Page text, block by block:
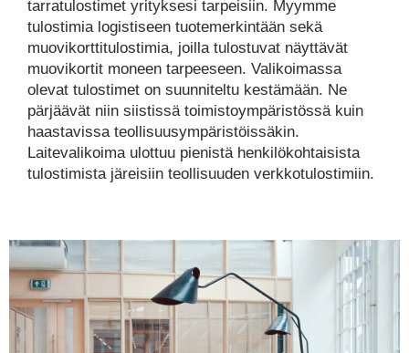
tarratulostimet yrityksesi tarpeisiin. Myymme
tulostimia logistiseen tuotemerkintään sekä
muovikorttitulostimia, joilla tulostuvat näyttävät
muovikortit moneen tarpeeseen. Valikoimassa
olevat tulostimet on suunniteltu kestämään. Ne
pärjäävät niin siistissä toimistoympäristössä kuin
haastavissa teollisuusympäristöissäkin.
Laitevalikoima ulottuu pienistä henkilökohtaisista
tulostimista järeisiin teollisuuden verkkotulostimiin.